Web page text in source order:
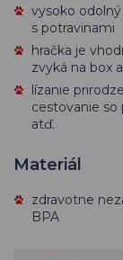
vysoko
s potravinami
hračka je
zvyká na box
lízanie
cestovanie so
atď.
Materiál
zdravotne
BPA